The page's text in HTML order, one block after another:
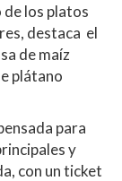
de los platos
destaca el
de maíz
plátano
para
y
con un ticket